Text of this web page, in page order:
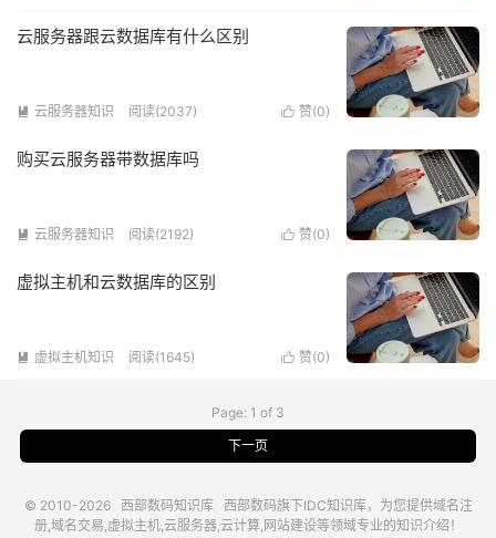
云服务器跟云数据库有什么区别
 云服务器知识 阅读(2037)  赞(0)
购买云服务器带数据库吗
 云服务器知识 阅读(2192)  赞(0)
虚拟主机和云数据库的区别
 虚拟主机知识 阅读(1645)  赞(0)
Page: 1 of 3
下一页
© 2010-2026 西部数码知识库 西部数码旗下IDC知识库，为您提供域名注
册,域名交易,虚拟主机,云服务器,云计算,网站建设等领域专业的知识介绍！